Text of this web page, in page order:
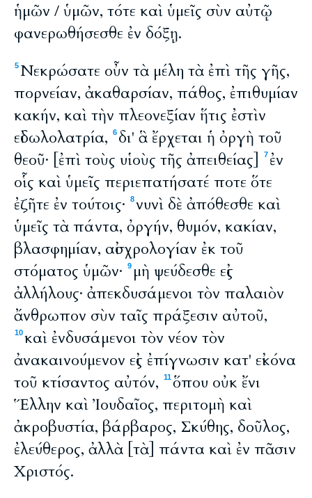
ἡμῶν / ὑμῶν, τότε καὶ ὑμεῖς σὺν αὐτῷ
φανερωθήσεσθε ἐν δόξῃ.
5 Νεκρώσατε οὖν τὰ μέλη τὰ ἐπὶ τῆς γῆς,
πορνείαν, ἀκαθαρσίαν, πάθος, ἐπιθυμίαν
κακήν, καὶ τὴν πλεονεξίαν ἥτις ἐστὶν
εἰδωλολατρία,
6 δι' ἃ ἔρχεται ἡ ὀργὴ τοῦ
θεοῦ· [ἐπὶ τοὺς υἱοὺς τῆς ἀπειθείας]
7 ἐν
οἷς καὶ ὑμεῖς περιεπατήσατέ ποτε ὅτε
ἐζῆτε ἐν τούτοις·
8νυνὶ δὲ ἀπόθεσθε καὶ
ὑμεῖς τὰ πάντα, ὀργήν, θυμόν, κακίαν,
βλασφημίαν, αἰσχρολογίαν ἐκ τοῦ
στόματος ὑμῶν·
9 μὴ ψεύδεσθε εἰς
ἀλλήλους· ἀπεκδυσάμενοι τὸν παλαιὸν
ἄνθρωπον σὺν ταῖς πράξεσιν αὐτοῦ,
10καὶ ἐνδυσάμενοι τὸν νέον τὸν
ἀνακαινούμενον εἰς ἐπίγνωσιν κατ' εἰκόνα
τοῦ κτίσαντος αὐτόν,
11ὅπου οὐκ ἔνι
Ἕλλην καὶ Ἰουδαῖος, περιτομὴ καὶ
ἀκροβυστία, βάρβαρος, Σκύθης, δοῦλος,
ἐλεύθερος, ἀλλὰ [τὰ] πάντα καὶ ἐν πᾶσιν
Χριστός.